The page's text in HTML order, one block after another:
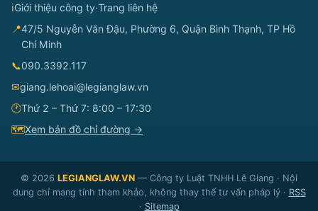
ℹGiới thiệu công ty·Trang liên hệ
📍47/5 Nguyễn Văn Đậu, Phường 6, Quận Bình Thạnh, TP Hồ
Chí Minh
📞090.3392.117
✉giang.lehoai@legianglaw.vn
🕐Thứ 2 – Thứ 7: 8:00 – 17:30
🗺Xem bản đồ chỉ đường →
© 2026 LEGIANGLAW.VN — Công ty Luật TNHH Lê Giang · Nội
dung chỉ mang tính tham khảo, không thay thế tư vấn pháp lý · RSS
· Sitemap